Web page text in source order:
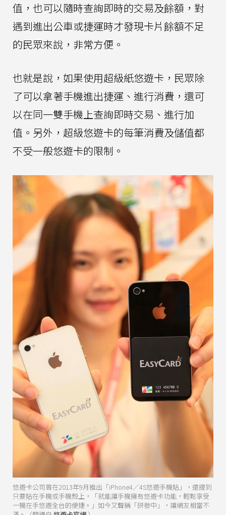
值，也可以隨時查詢即時的交易及餘額，對
遇到進出公車或捷運時才發現卡片餘額不足
的民眾來說，非常方便。
也就是說，如果使用超級紙悠遊卡，民眾除
了可以拿著手機進出捷運、進行消費，還可
以在同一雙手機上查詢即時交易、進行加
值。另外，超級悠遊卡的每筆消費及儲值都
不受一般悠遊卡的限制。
悠遊卡公司曾在2013年9月推出「iPhone4／4S悠遊手機貼」，還提到
只要貼在手機或手機殼上，「就能讓手機擁有悠遊卡功能，輕鬆享受
一機在手悠遊全台的便捷。」如今又聲稱「研發中」，讓網友相當不